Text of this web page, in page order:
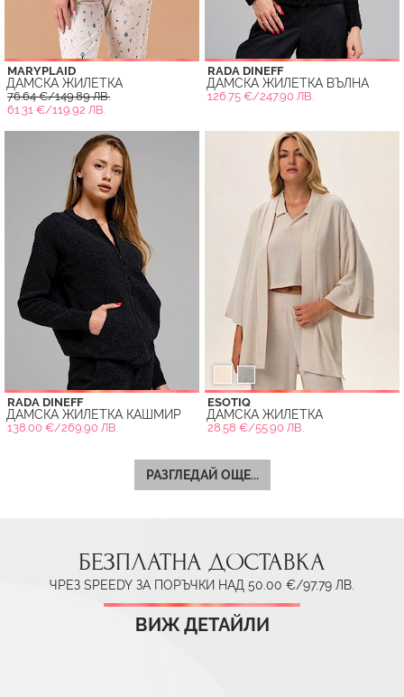
MARYPLAID
ДАМСКА ЖИЛЕТКА
76.64 €/149.89 ЛВ.
61.31 €/119.92 ЛВ.
RADA DINEFF
ДАМСКА ЖИЛЕТКА ВЪЛНА
126.75 €/247.90 ЛВ.
RADA DINEFF
ДАМСКА ЖИЛЕТКА КАШМИР
138.00 €/269.90 ЛВ.
ESOTIQ
ДАМСКА ЖИЛЕТКА
28.58 €/55.90 ЛВ.
РАЗГЛЕДАЙ ОЩЕ...
БЕЗПЛАТНА ДОСТАВКА
ЧРЕЗ SPEEDY ЗА ПОРЪЧКИ НАД 50.00 €/97.79 ЛВ.
ВИЖ ДЕТАЙЛИ